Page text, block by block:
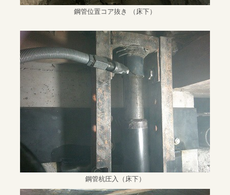
鋼管位置コア抜き （床下）
鋼管杭圧入（床下）